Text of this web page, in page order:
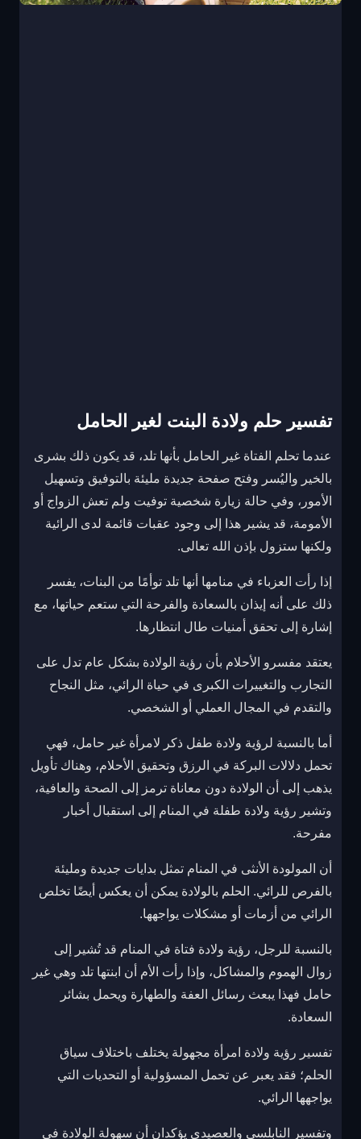
تفسير حلم ولادة البنت لغير الحامل
عندما تحلم الفتاة غير الحامل بأنها تلد، قد يكون ذلك بشرى
بالخير واليُسر وفتح صفحة جديدة مليئة بالتوفيق وتسهيل
الأمور، وفي حالة زيارة شخصية توفيت ولم تعش الزواج أو
الأمومة، قد يشير هذا إلى وجود عقبات قائمة لدى الرائية
ولكنها ستزول بإذن الله تعالى.
إذا رأت العزباء في منامها أنها تلد توأمًا من البنات، يفسر
ذلك على أنه إيذان بالسعادة والفرحة التي ستعم حياتها، مع
إشارة إلى تحقق أمنيات طال انتظارها.
يعتقد مفسرو الأحلام بأن رؤية الولادة بشكل عام تدل على
التجارب والتغييرات الكبرى في حياة الرائي، مثل النجاح
والتقدم في المجال العملي أو الشخصي.
أما بالنسبة لرؤية ولادة طفل ذكر لامرأة غير حامل، فهي
تحمل دلالات البركة في الرزق وتحقيق الأحلام، وهناك تأويل
يذهب إلى أن الولادة دون معاناة ترمز إلى الصحة والعافية،
وتشير رؤية ولادة طفلة في المنام إلى استقبال أخبار
مفرحة.
أن المولودة الأنثى في المنام تمثل بدايات جديدة ومليئة
بالفرص للرائي. الحلم بالولادة يمكن أن يعكس أيضًا تخلص
الرائي من أزمات أو مشكلات يواجهها.
بالنسبة للرجل، رؤية ولادة فتاة في المنام قد تُشير إلى
زوال الهموم والمشاكل، وإذا رأت الأم أن ابنتها تلد وهي غير
حامل فهذا يبعث رسائل العفة والطهارة ويحمل بشائر
السعادة.
تفسير رؤية ولادة امرأة مجهولة يختلف باختلاف سياق
الحلم؛ فقد يعبر عن تحمل المسؤولية أو التحديات التي
يواجهها الرائي.
وتفسير النابلسي والعصيدي يؤكدان أن سهولة الولادة في